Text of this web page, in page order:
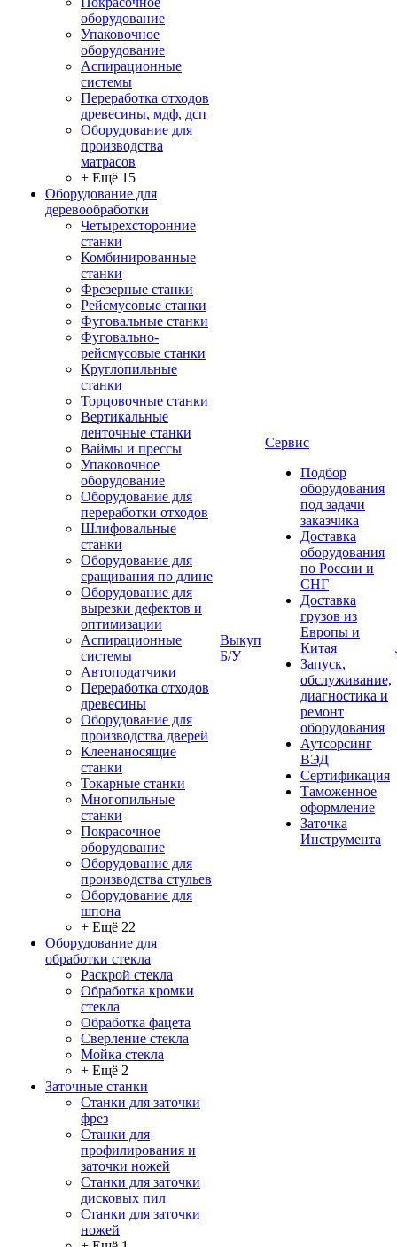
оборудование
Упаковочное
оборудование
Аспирационные
системы
Переработка отходов
древесины, мдф, дсп
Оборудование для
производства
матрасов
+ Ещё 15
Оборудование для
деревообработки
Четырехсторонние
станки
Комбинированные
станки
Фрезерные станки
Рейсмусовые станки
Фуговальные станки
Фуговально-
рейсмусовые станки
Круглопильные
станки
Торцовочные станки
Вертикальные
ленточные станки
Ваймы и прессы
Упаковочное
оборудование
Оборудование для
переработки отходов
Шлифовальные
станки
Оборудование для
сращивания по длине
Оборудование для
вырезки дефектов и
оптимизации
Аспирационные
системы
Автоподатчики
Переработка отходов
древесины
Оборудование для
производства дверей
Клеенаносящие
станки
Токарные станки
Многопильные
станки
Покрасочное
оборудование
Оборудование для
производства стульев
Оборудование для
шпона
+ Ещё 22
Оборудование для
обработки стекла
Раскрой стекла
Обработка кромки
стекла
Обработка фацета
Сверление стекла
Мойка стекла
+ Ещё 2
Заточные станки
Станки для заточки
фрез
Станки для
профилирования и
заточки ножей
Станки для заточки
дисковых пил
Станки для заточки
ножей
Выкуп
Б/У
Сервис
Подбор
оборудования
под задачи
заказчика
Доставка
оборудования
по России и
СНГ
Доставка
грузов из
Европы и
Китая
Запуск,
обслуживание,
диагностика и
ремонт
оборудования
Аутсорсинг
ВЭД
Сертификация
Таможенное
оформление
Заточка
Инструмента